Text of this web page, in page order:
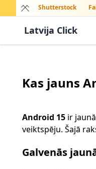
Shutterstock
Latvija Click
Kas jauns
Android 15 ir
veiktspēju. Šajā
Galvenās